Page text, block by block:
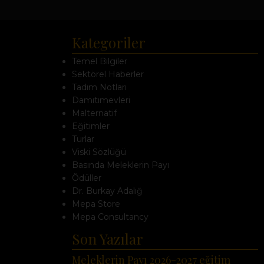
Kategoriler
Temel Bilgiler
Sektörel Haberler
Tadım Notları
Damıtımevleri
Malternatif
Eğitimler
Turlar
Viski Sözlüğü
Basında Meleklerin Payı
Ödüller
Dr. Burkay Adalığ
Mepa Store
Mepa Consultancy
Son Yazılar
Meleklerin Payı 2026-2027 eğitim